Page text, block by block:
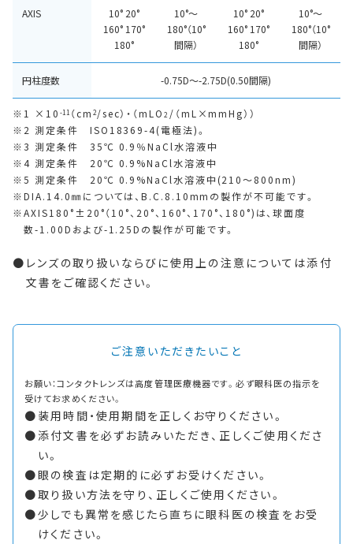
AXIS
10° 20°
160° 170°
180°
10°～
180°（10°
間隔）
10° 20°
160° 170°
180°
10°～
180°（10°
間隔）
円柱度数 -0.75D～-2.75D(0.50間隔)
1 ×10 -11 （cm 2/sec）・（mLO 2 /（mL×mmHg））
2 測定条件 ISO18369-4(電極法)。
3 測定条件 35℃ 0.9％NaCl水溶液中
4 測定条件 20℃ 0.9%NaCl水溶液中
5 測定条件 20℃ 0.9%NaCl水溶液中(210～800nm)
DIA.14.0㎜については、B.C.8.10mmの製作が不可能です。
AXIS180°±20°（10°、20°、160°、170°、180°)は、球面度
数-1.00Dおよび-1.25Dの製作が可能です。
レンズの取り扱いならびに使用上の注意については添付
文書をご確認ください。
ご注意いただきたいこと
お願い：コンタクトレンズは高度管理医療機器です。必ず眼科医の指示を
受けてお求めください。
装用時間・使用期間を正しくお守りください。
添付文書を必ずお読みいただき、正しくご使用くださ
い。
眼の検査は定期的に必ずお受けください。
取り扱い方法を守り、正しくご使用ください。
少しでも異常を感じたら直ちに眼科医の検査をお受
けください。